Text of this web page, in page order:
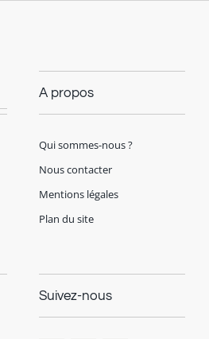
A propos
Qui sommes-nous ?
Nous contacter
Mentions légales
Plan du site
Suivez-nous